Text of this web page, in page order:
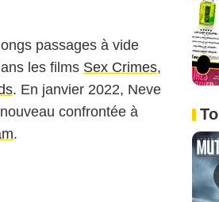
passages à vide
les films Sex Crimes,
. En janvier 2022, Neve
confrontée à
.